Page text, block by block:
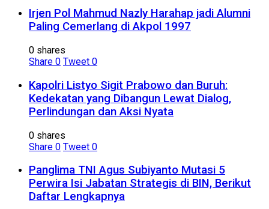
Irjen Pol Mahmud Nazly Harahap jadi Alumni
Paling Cemerlang di Akpol 1997
0 shares
Share 0 Tweet 0
Kapolri Listyo Sigit Prabowo dan Buruh:
Kedekatan yang Dibangun Lewat Dialog,
Perlindungan dan Aksi Nyata
0 shares
Share 0 Tweet 0
Panglima TNI Agus Subiyanto Mutasi 5
Perwira Isi Jabatan Strategis di BIN, Berikut
Daftar Lengkapnya